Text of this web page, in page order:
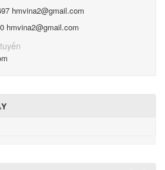
hmvina2@gmail.com
hmvina2@gmail.com